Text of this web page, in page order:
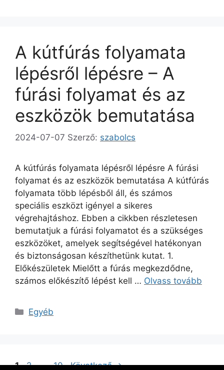
A kútfúrás folyamata
lépésről lépésre – A
fúrási folyamat és az
eszközök bemutatása
2024-07-07 Szerző: szabolcs
A kútfúrás folyamata lépésről lépésre A fúrási
folyamat és az eszközök bemutatása A kútfúrás
folyamata több lépésből áll, és számos
speciális eszközt igényel a sikeres
végrehajtáshoz. Ebben a cikkben részletesen
bemutatjuk a fúrási folyamatot és a szükséges
eszközöket, amelyek segítségével hatékonyan
és biztonságosan készíthetünk kutat. 1.
Előkészületek Mielőtt a fúrás megkezdődne,
számos előkészítő lépést kell … Olvass tovább
Kategória
Egyéb
Oldal
1 Oldal
2 … Oldal
10 Következő→